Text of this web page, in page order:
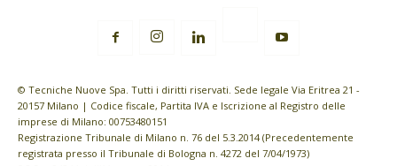
© Tecniche Nuove Spa. Tutti i diritti riservati. Sede legale Via Eritrea 21 -
20157 Milano | Codice fiscale, Partita IVA e Iscrizione al Registro delle
imprese di Milano: 00753480151
Registrazione Tribunale di Milano n. 76 del 5.3.2014 (Precedentemente
registrata presso il Tribunale di Bologna n. 4272 del 7/04/1973)